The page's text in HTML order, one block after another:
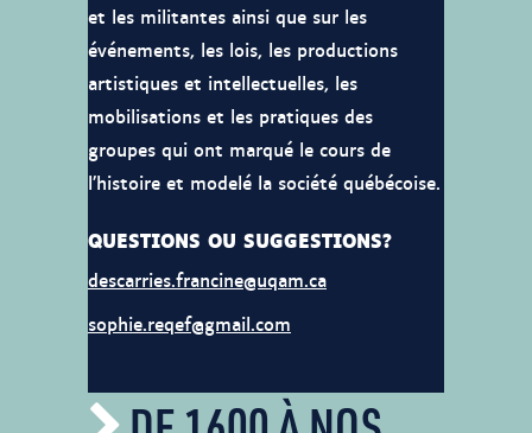
et les militantes ainsi que sur les
événements, les lois, les productions
artistiques et intellectuelles, les
mobilisations et les pratiques des
groupes qui ont marqué le cours de
l’histoire et modelé la société québécoise.
QUESTIONS OU SUGGESTIONS?
descarries.francine@uqam.ca
sophie.reqef@gmail.com